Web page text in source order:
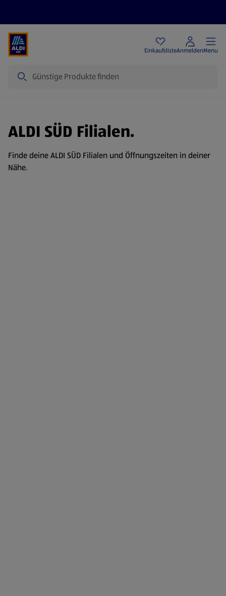
EinkaufslisteAnmeldenMenu
ALDI SÜD Filialen.
Finde deine ALDI SÜD Filialen und Öffnungszeiten in deiner
Nähe.